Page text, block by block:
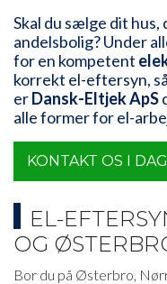
Skal du sælge dit hus,
andelsbolig? Under
for en kompetent
korrekt el-eftersyn,
erDansk-Eltjek ApS
alle former for el-
KONTAKT OS I DAG
EL-
OG
​Bor du på Østerbro,